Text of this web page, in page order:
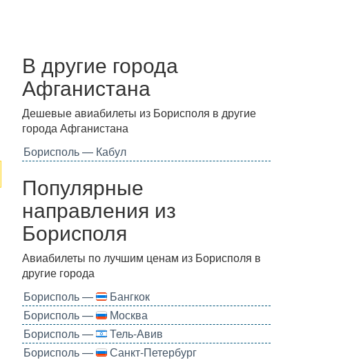
В другие города
Афганистана
Дешевые авиабилеты из Борисполя в другие
города Афганистана
Борисполь — Кабул
Популярные
направления из
Борисполя
Авиабилеты по лучшим ценам из Борисполя в
другие города
Борисполь —
Бангкок
Борисполь —
Москва
Борисполь —
Тель-Авив
Борисполь —
Санкт-Петербург